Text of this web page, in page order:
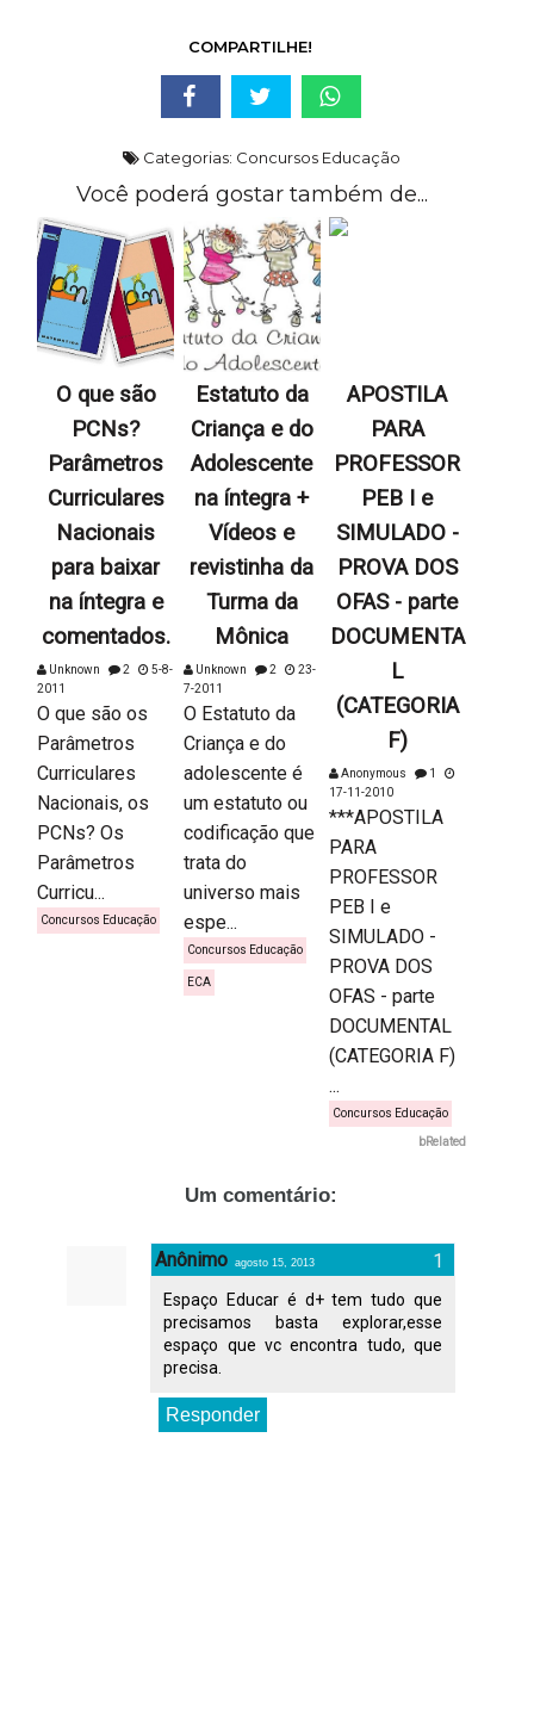
COMPARTILHE!
Categorias: Concursos Educação
Você poderá gostar também de...
O que são
PCNs?
Parâmetros
Curriculares
Nacionais
para baixar
na íntegra e
comentados.
Unknown 2
5-8-
2011
O que são os
Parâmetros
Curriculares
Nacionais, os
PCNs? Os
Parâmetros
Curricu...
Concursos Educação
Estatuto da
Criança e do
Adolescente
na íntegra +
Vídeos e
revistinha da
Turma da
Mônica
Unknown 2
23-
7-2011
O Estatuto da
Criança e do
adolescente é
um estatuto ou
codificação que
trata do
universo mais
espe...
Concursos Educação
ECA
APOSTILA
PARA
PROFESSOR
PEB I e
SIMULADO -
PROVA DOS
OFAS - parte
DOCUMENTA
L
(CATEGORIA
F)
Anonymous
1
17-11-2010
***APOSTILA
PARA
PROFESSOR
PEB I e
SIMULADO -
PROVA DOS
OFAS - parte
DOCUMENTAL
(CATEGORIA F)
...
Concursos Educação
bRelated
Um comentário:
Anônimo agosto 15, 2013
Espaço Educar é d+ tem tudo que
precisamos basta explorar,esse
espaço que vc encontra tudo, que
precisa.
Responder